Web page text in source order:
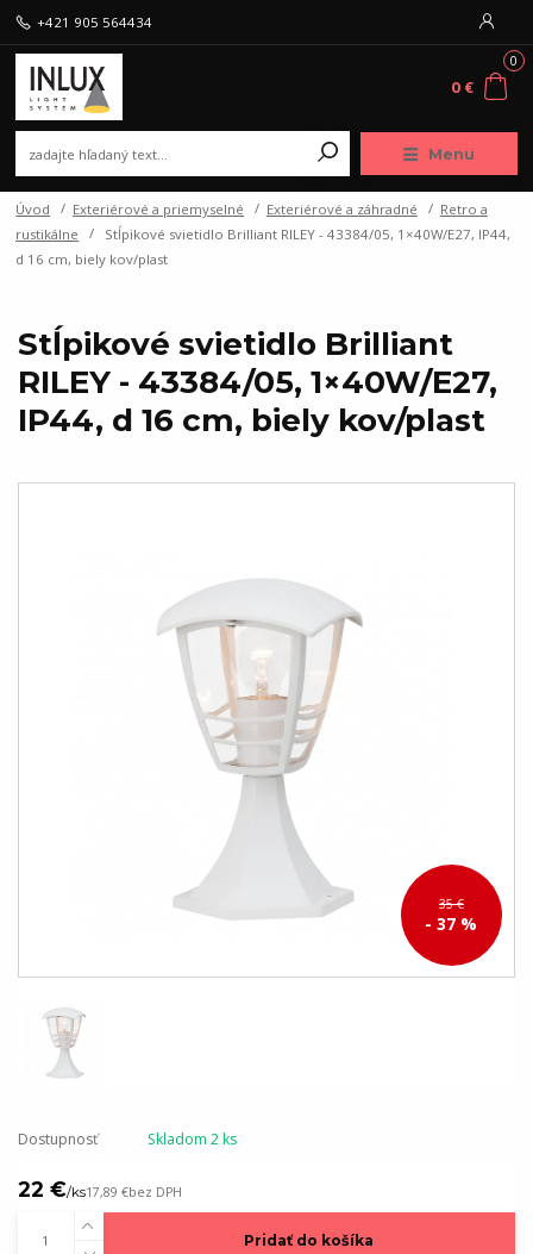
Menu
+421 905 564434
0
0 €
Úvod Exteriérové a priemyselné Exteriérové a záhradné
Retro a
rustikálne
Stĺpikové svietidlo Brilliant RILEY - 43384/05, 1×40W/E27, IP44,
d 16 cm, biely kov/plast
Stĺpikové svietidlo Brilliant
RILEY - 43384/05, 1×40W/E27,
IP44, d 16 cm, biely kov/plast
35 €
- 37 %
Dostupnosť Skladom 2 ks
22 €/ks17,89 €bez DPH
Pridať do košíka